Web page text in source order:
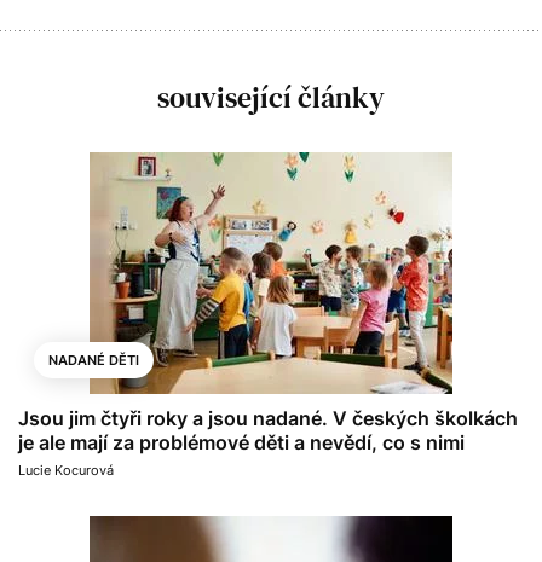
související články
NADANÉ DĚTI
Jsou jim čtyři roky a jsou nadané. V českých školkách
je ale mají za problémové děti a nevědí, co s nimi
Lucie Kocurová